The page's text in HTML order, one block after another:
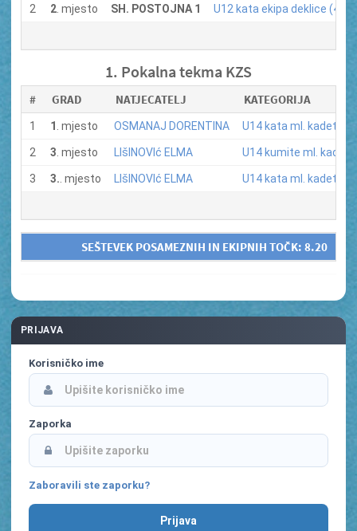
2 2 . mjesto SH. POSTOJNA 1 U12 kata ekipa deklice (4)
1. Pokalna tekma KZS
# GRAD NATJECATELJ KATEGORIJA
1 1 . mjesto OSMANAJ DORENTINA U14 kata ml. kadetinje
2 3 . mjesto LIšINOVIć ELMA U14 kumite ml.
3 3. . mjesto LIšINOVIć ELMA U14 kata ml. kadetinje
SEŠTEVEK POSAMEZNIH IN EKIPNIH TOČK: 8.20
PRIJAVA
Korisničko ime
Zaporka
Zaboravili ste zaporku?